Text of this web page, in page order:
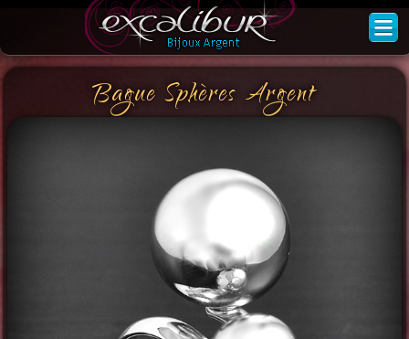
Bague Sphères Argent